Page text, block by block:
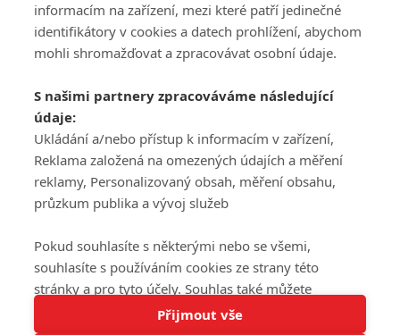
Tato stránka používá soubory cookies.
PŘIHLÁSIT
REGISTROVAT
DISKUZE
Šéfredaktorkou webu jePetr Slavík, e-mailserialy@fandimefilmu.cz
Máte-li zájem o inzerci na našem webu napište nám na e-mail
studio@koncal.com
Ochrana osobních údajů|Zásady používání cookies |Pravidla webu
Upravit nastavení soukromí
© 2016 – 2026 FandimeSerialum.cz / All rights reserved /
informacím na zařízení, mezi které patří jedinečné
identifikátory v cookies a datech prohlížení, abychom
mohli shromažďovat a zpracovávat osobní údaje.
S našimi partnery zpracováváme následující
údaje:
Ukládání a/nebo přístup k informacím v zařízení,
Reklama založená na omezených údajích a měření
reklamy, Personalizovaný obsah, měření obsahu,
průzkum publika a vývoj služeb
Pokud souhlasíte s některými nebo se všemi,
souhlasíte s používáním cookies ze strany této
stránky a pro tyto účely. Souhlas také můžete
odmítnout, ale v takovém případě vám na stránce
nebudou k dispozici některé personalizované funkce.
Přijmout vše